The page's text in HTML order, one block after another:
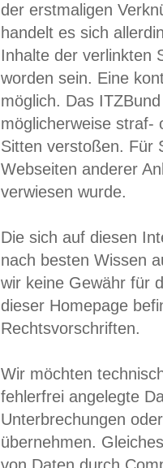
der erstmaligen
handelt es sich
Inhalte der verlinkten
worden sein. Eine
möglich. Das
möglicherweise straf-
Sitten verstoßen. Für
Webseiten anderer
verwiesen wurde.
Die sich auf diesen
nach besten Wissen
wir keine Gewähr für
dieser Homepage
Rechtsvorschriften.
Wir möchten
fehlerfrei angelegte
Unterbrechungen
übernehmen.